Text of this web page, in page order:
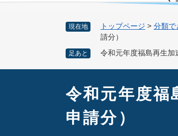
現在地 トップページ > 分類で
請分）
足あと 令和元年度福島再生加
令和元年度福
申請分）